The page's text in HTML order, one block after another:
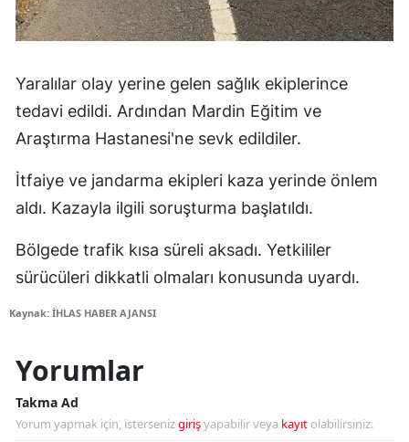
Yaralılar olay yerine gelen sağlık ekiplerince
tedavi edildi. Ardından Mardin Eğitim ve
Araştırma Hastanesi'ne sevk edildiler.
İtfaiye ve jandarma ekipleri kaza yerinde önlem
aldı. Kazayla ilgili soruşturma başlatıldı.
Bölgede trafik kısa süreli aksadı. Yetkililer
sürücüleri dikkatli olmaları konusunda uyardı.
Kaynak: İHLAS HABER AJANSI
Yorumlar
Takma Ad
Yorum yapmak için, istersenizgirişyapabilir veya kayıt olabilirsiniz.